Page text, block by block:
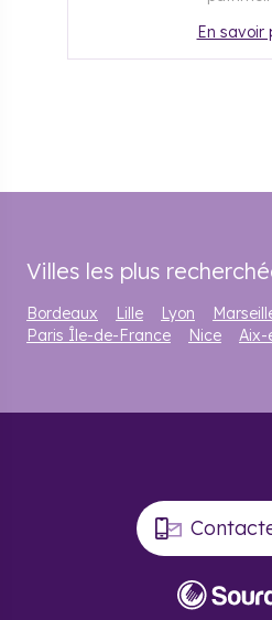
En savoir
Villes les plus
Bordeaux Lille Lyon
Paris Île-de-France
Nice Aix-